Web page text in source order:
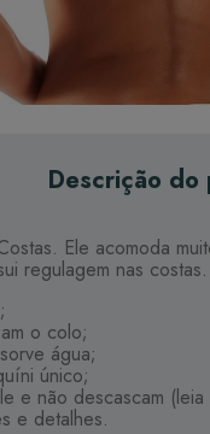
Descrição do
Ele acomoda
regulagem nas costas.
o colo;
água;
único;
e não descascam
e detalhes.